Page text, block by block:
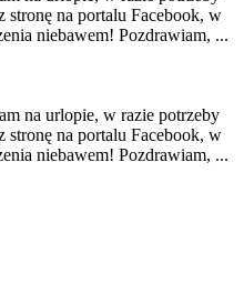
na portalu Facebook, w
niebawem! Pozdrawiam, ...
na urlopie, w razie potrzeby
na portalu Facebook, w
niebawem! Pozdrawiam, ...